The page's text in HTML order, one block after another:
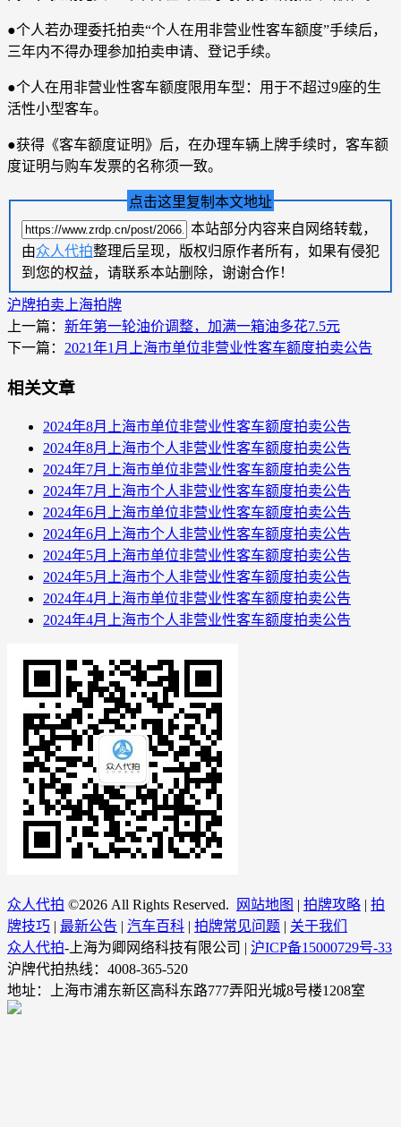
●个人若办理委托拍卖“个人在用非营业性客车额度”手续后，
三年内不得办理参加拍卖申请、登记手续。
●个人在用非营业性客车额度限用车型：用于不超过9座的生
活性小型客车。
●获得《客车额度证明》后，在办理车辆上牌手续时，客车额
度证明与购车发票的名称须一致。
点击这里复制本文地址
本站部分内容来自网络转载，
由众人代拍整理后呈现，版权归原作者所有，如果有侵犯
到您的权益，请联系本站删除，谢谢合作！
沪牌拍卖 上海拍牌
上一篇： 新年第一轮油价调整，加满一箱油多花7.5元
下一篇： 2021年1月上海市单位非营业性客车额度拍卖公告
相关文章
2024年8月上海市单位非营业性客车额度拍卖公告
2024年8月上海市个人非营业性客车额度拍卖公告
2024年7月上海市单位非营业性客车额度拍卖公告
2024年7月上海市个人非营业性客车额度拍卖公告
2024年6月上海市单位非营业性客车额度拍卖公告
2024年6月上海市个人非营业性客车额度拍卖公告
2024年5月上海市单位非营业性客车额度拍卖公告
2024年5月上海市个人非营业性客车额度拍卖公告
2024年4月上海市单位非营业性客车额度拍卖公告
2024年4月上海市个人非营业性客车额度拍卖公告
众人代拍 ©2026 All Rights Reserved. 网站地图 | 拍牌攻略 | 拍
牌技巧 | 最新公告 | 汽车百科 | 拍牌常见问题 | 关于我们
众人代拍-上海为卿网络科技有限公司 | 沪ICP备15000729号-33
沪牌代拍热线：4008-365-520
地址：上海市浦东新区高科东路777弄阳光城8号楼1208室